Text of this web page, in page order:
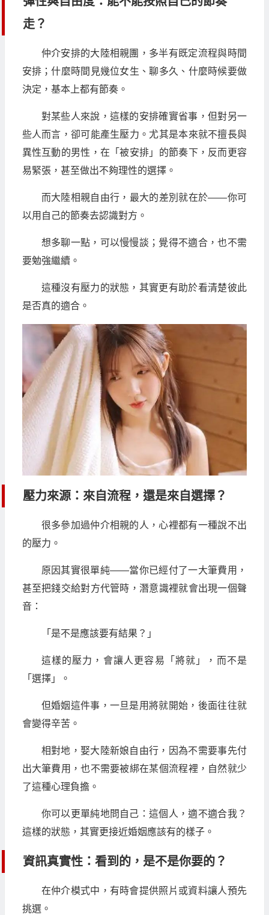
走？
仲介安排的大陸相親團，多半有既定流程與時間
安排；什麼時間見幾位女生、聊多久、什麼時候要做
決定，基本上都有節奏。
對某些人來說，這樣的安排確實省事，但對另一
些人而言，卻可能產生壓力。尤其是本來就不擅長與
異性互動的男性，在「被安排」的節奏下，反而更容
易緊張，甚至做出不夠理性的選擇。
而大陸相親自由行，最大的差別就在於——你可
以用自己的節奏去認識對方。
想多聊一點，可以慢慢談；覺得不適合，也不需
要勉強繼續。
這種沒有壓力的狀態，其實更有助於看清楚彼此
是否真的適合。
壓力來源：來自流程，還是來自選擇？
很多參加過仲介相親的人，心裡都有一種說不出
的壓力。
原因其實很單純——當你已經付了一大筆費用，
甚至把錢交給對方代管時，潛意識裡就會出現一個聲
音：
「是不是應該要有結果？」
這樣的壓力，會讓人更容易「將就」，而不是
「選擇」。
但婚姻這件事，一旦是用將就開始，後面往往就
會變得辛苦。
相對地，娶大陸新娘自由行，因為不需要事先付
出大筆費用，也不需要被綁在某個流程裡，自然就少
了這種心理負擔。
你可以更單純地問自己：這個人，適不適合我？
這樣的狀態，其實更接近婚姻應該有的樣子。
資訊真實性：看到的，是不是你要的？
在仲介模式中，有時會提供照片或資料讓人預先
挑選。